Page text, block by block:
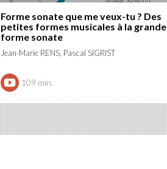
Forme sonate que me veux-tu ? Des
petites formes musicales à la grande
forme sonate
Jean-Marie RENS, Pascal SIGRIST
109 min.